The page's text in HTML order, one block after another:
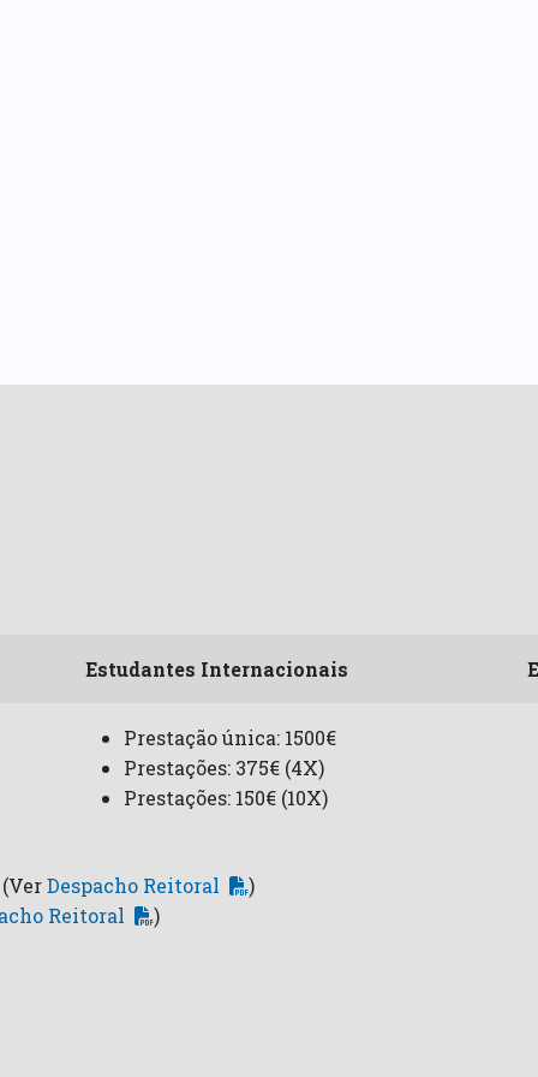
Estudantes Internacionais
Prestação única: 1500€
Prestações: 375€ (4X)
Prestações: 150€ (10X)
Despacho Reitoral
)
Reitoral
)